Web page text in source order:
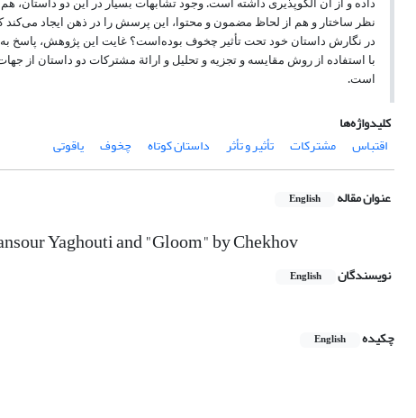
نظر ساختار و هم از لحاظ مضمون و محتوا، این پرسش را در ذهن ایجاد می‌کند
در نگارش داستان خود تحت تأثیر چخوف بوده‌است؟ غایت این پژوهش، پاسخ
با استفاده از روش مقایسه و تجزیه و تحلیل و ارائة مشترکات دو داستان از
است.
کلیدواژه‌ها
اقتباس
مشترکات تأثیر و تأثر داستان کوتاه چخوف یاقوتی
عنوان مقاله English
Yaghouti and "Gloom" by Chekhov
نویسندگان English
چکیده English